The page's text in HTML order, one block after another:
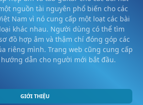
nguồn tài nguyên phổ biến cho các
Nam vì nó cung cấp một loạt các bài
khác nhau. Người dùng có thể tìm
đồ hợp âm và thậm chí đóng góp các
riêng mình. Trang web cũng cung cấp
hướng dẫn cho người mới bắt đầu.
GIỚI THIỆU